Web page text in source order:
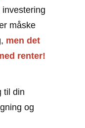
investering
måske
men det
renter!
til din
og